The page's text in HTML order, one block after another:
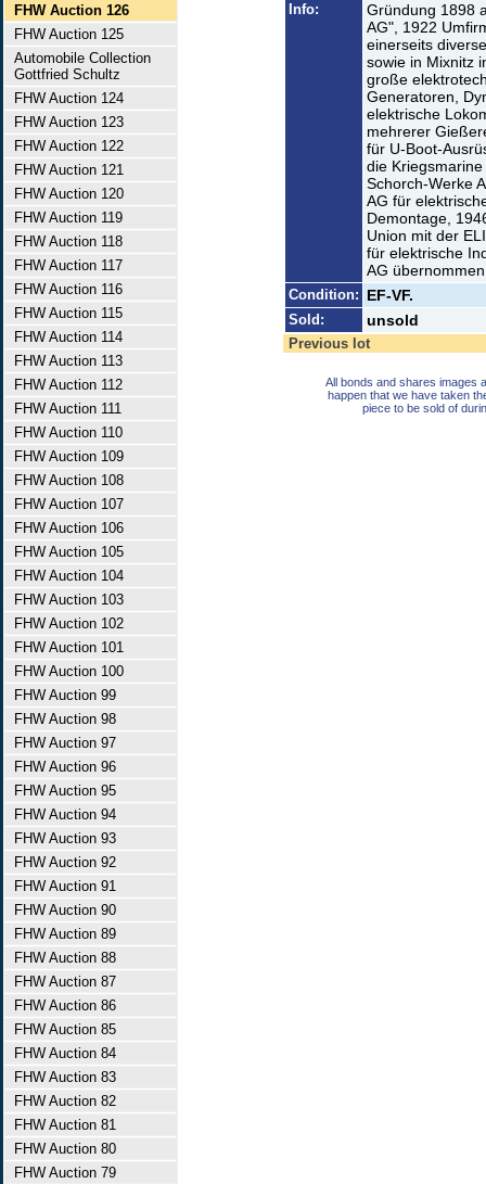
FHW Auction 126
FHW Auction 125
Automobile Collection
Gottfried Schultz
FHW Auction 124
FHW Auction 123
FHW Auction 122
FHW Auction 121
FHW Auction 120
FHW Auction 119
FHW Auction 118
FHW Auction 117
FHW Auction 116
FHW Auction 115
FHW Auction 114
FHW Auction 113
FHW Auction 112
FHW Auction 111
FHW Auction 110
FHW Auction 109
FHW Auction 108
FHW Auction 107
FHW Auction 106
FHW Auction 105
FHW Auction 104
FHW Auction 103
FHW Auction 102
FHW Auction 101
FHW Auction 100
FHW Auction 99
FHW Auction 98
FHW Auction 97
FHW Auction 96
FHW Auction 95
FHW Auction 94
FHW Auction 93
FHW Auction 92
FHW Auction 91
FHW Auction 90
FHW Auction 89
FHW Auction 88
FHW Auction 87
FHW Auction 86
FHW Auction 85
FHW Auction 84
FHW Auction 83
FHW Auction 82
FHW Auction 81
FHW Auction 80
FHW Auction 79
Info:
Gründung 1898
AG", 1922
einerseits
sowie in Mixnitz
große
Generatoren,
elektrische
mehrerer
für U-Boot-
die
Schorch-Werke
AG für
Demontage,
Union mit der
für elektrische
AG
Condition: EF-VF.
Sold: unsold
Previous lot
All bonds and shares images
happen that we have taken
piece to be sold of